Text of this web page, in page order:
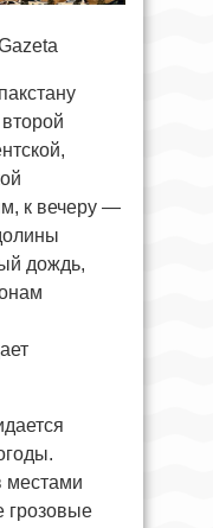
к вечеру —
дождь,
местами
грозовые